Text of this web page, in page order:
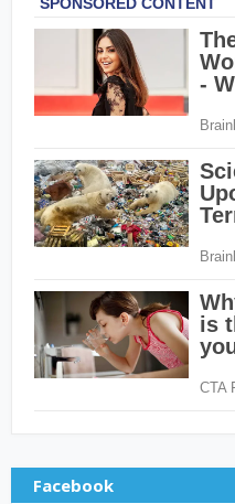
Facebook